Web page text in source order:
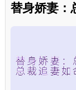
替身娇妻：